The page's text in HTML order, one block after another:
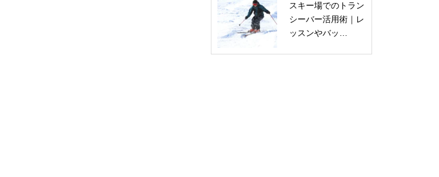
スキー場でのトラン
シーバー活用術｜レ
ッスンやバッ…